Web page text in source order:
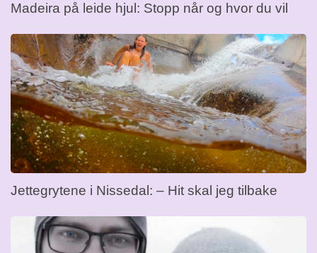
Madeira på leide hjul: Stopp når og hvor du vil
Jettegrytene i Nissedal: – Hit skal jeg tilbake